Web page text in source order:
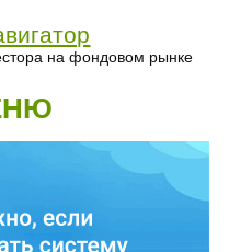
на фондовом рынке